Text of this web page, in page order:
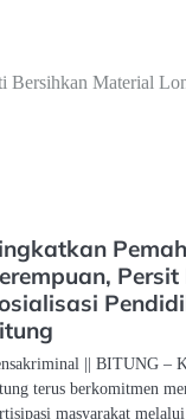
Bersihkan Material
|| BITUNG –
terus berkomitmen
masyarakat